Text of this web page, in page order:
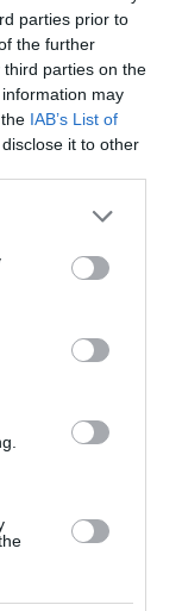
parties prior to
the further
parties on the
may
IAB’s List of
it to other
or more Google
You may click to
party tags to
in below Google
τ...